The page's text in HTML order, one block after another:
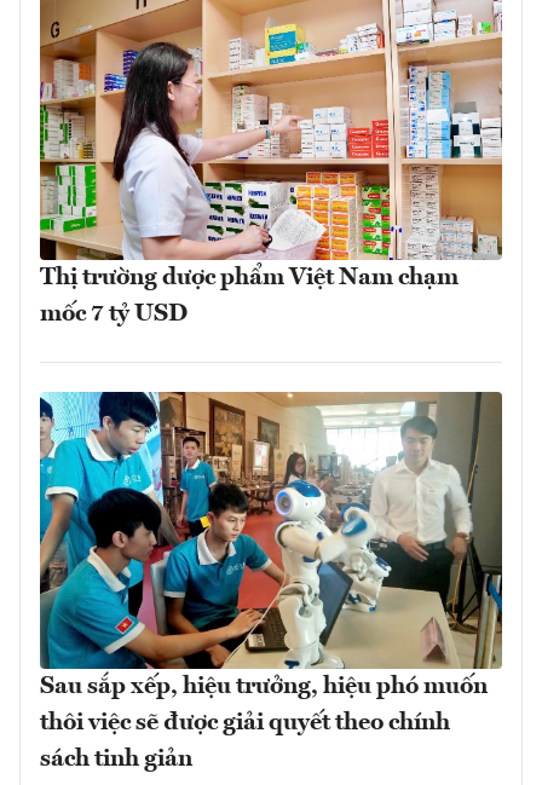
Thị trường dược phẩm Việt Nam chạm
mốc 7 tỷ USD
Sau sắp xếp, hiệu trưởng, hiệu phó muốn
thôi việc sẽ được giải quyết theo chính
sách tinh giản